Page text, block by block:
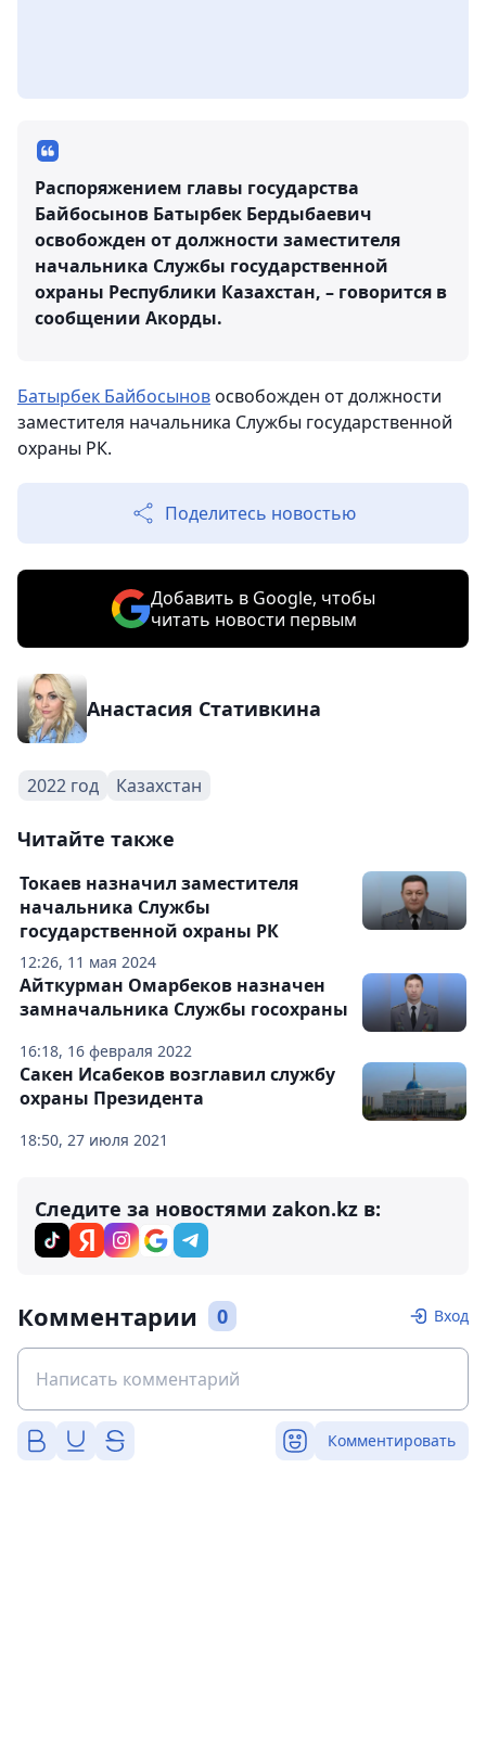
Распоряжением главы государства
Байбосынов Батырбек Бердыбаевич
освобожден от должности заместителя
начальника Службы государственной
охраны Республики Казахстан, – говорится в
сообщении Акорды.
Батырбек Байбосыновосвобожден от должности
заместителя начальника Службы государственной
охраны РК.
Поделитесь новостью
Добавить в Google, чтобы
читать новости первым
Анастасия Стативкина
2022 год Казахстан
Читайте также
12:26, 11 мая 2024
Токаев назначил заместителя
начальника Службы
государственной охраны РК
16:18, 16 февраля 2022
Айткурман Омарбеков назначен
замначальника Службы госохраны
18:50, 27 июля 2021
Сакен Исабеков возглавил службу
охраны Президента
Следите за новостями zakon.kz в:
Комментарии 0 Вход
Комментировать